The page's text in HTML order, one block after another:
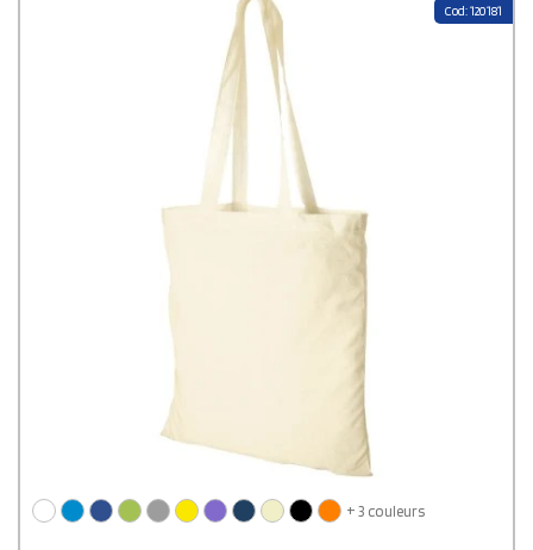
support publicitaire efficace pour votre
, c'est l'impression de votre logo. C’est pourquoi, pour
promouvoir votre marque, l'achat de sacs de shopping en coton
personnalisés constitue le bon choix. Offrant une visibilité constante et
durable pour votre entreprise, ils représenteront un geste écologique
apprécié par vos clients. Sur Stampasi.fr, vous touverez une grande
diversité de sacs en coton personnalisables, tous plus tendances et
pratiques les uns que les autres. De plus la livraison en France est
toujours gratuite. Alors n'attendez plus, choisissez le modèle qui
convient le mieux à votre besoin et faîtes la promotion de votre
Cod: 120181
+ 3 couleurs